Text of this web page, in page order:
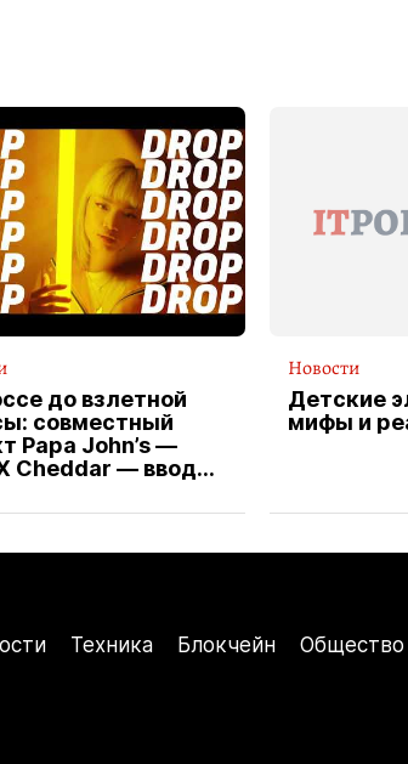
до взлетной
совместный
Papa John’s —
Cheddar — вводит
службы
Новости
Детские
мифы и
Техника Блокчейн Общество